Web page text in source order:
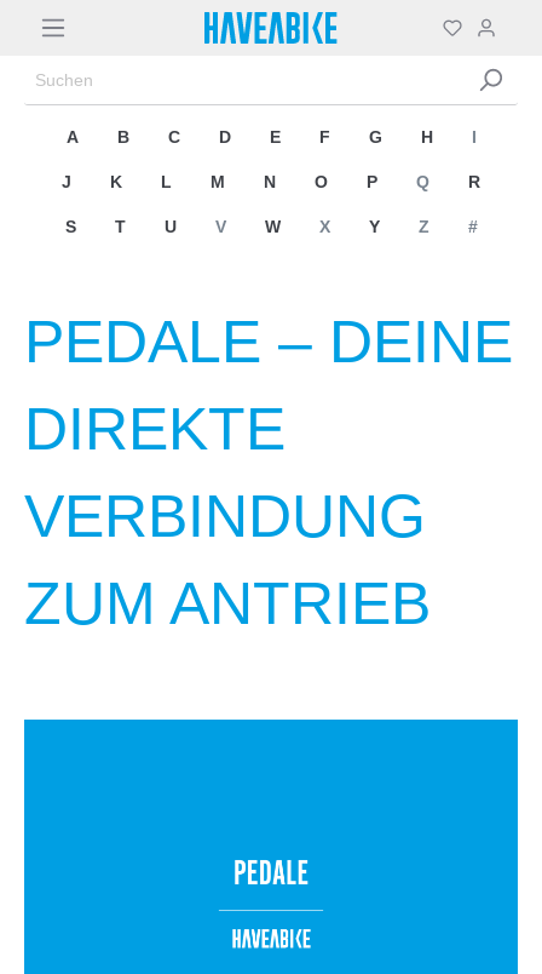
A B C D E F G H I
J K L M N O P Q R
S T U V W X Y Z #
PEDALE – DEINE
DIREKTE
VERBINDUNG
ZUM ANTRIEB